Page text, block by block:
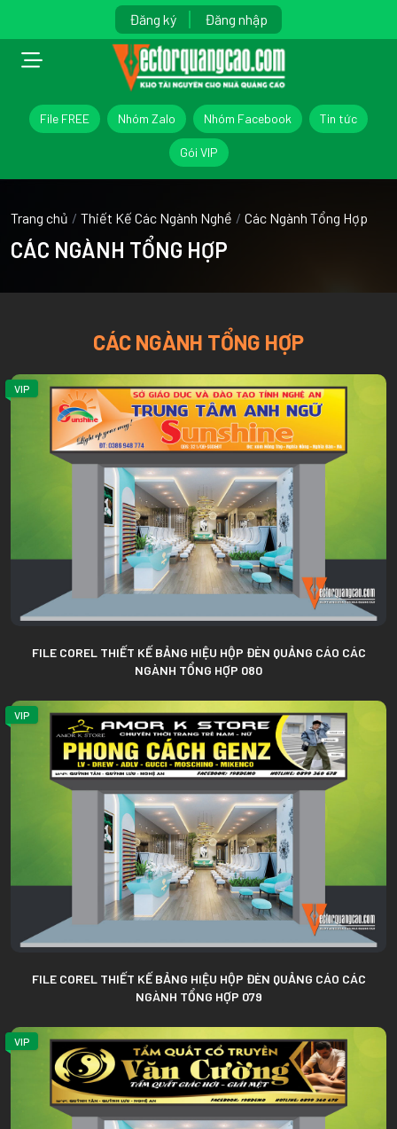
Đăng ký Đăng nhập
File FREE Nhóm Zalo Nhóm Facebook Tin tức
Gói VIP
Trang chủ / Thiết Kế Các Ngành Nghề / Các Ngành Tổng Hợp
CÁC NGÀNH TỔNG HỢP
CÁC NGÀNH TỔNG HỢP
VIP
FILE COREL THIẾT KẾ BẢNG HIỆU HỘP ĐÈN QUẢNG CÁO CÁC
NGÀNH TỔNG HỢP 080
VIP
FILE COREL THIẾT KẾ BẢNG HIỆU HỘP ĐÈN QUẢNG CÁO CÁC
NGÀNH TỔNG HỢP 079
VIP